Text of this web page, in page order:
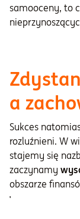
samooceny, to
a
Sukces
rozluźnieni. W
stajemy się
zaczynamy
obszarze
wystarczająco
pozwalające